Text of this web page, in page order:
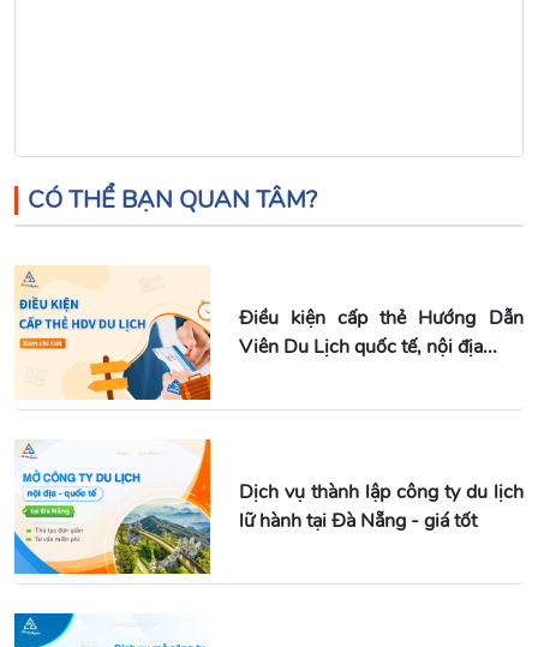
CÓ THỂ BẠN QUAN TÂM?
Điều kiện cấp thẻ Hướng Dẫn
Viên Du Lịch quốc tế, nội địa...
Dịch vụ thành lập công ty du lịch
lữ hành tại Đà Nẵng - giá tốt